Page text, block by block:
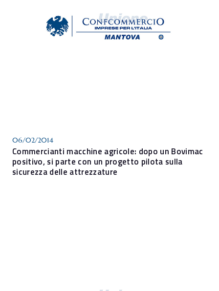
06/02/2014
Commercianti macchine agricole: dopo un Bovimac
positivo, si parte con un progetto pilota sulla
sicurezza delle attrezzature